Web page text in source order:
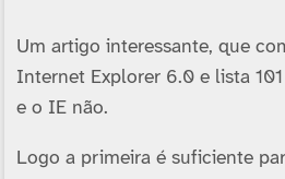
Um artigo interessante, que
Internet Explorer 6.0 e lista
e o IE não.
Logo a primeira é suficiente